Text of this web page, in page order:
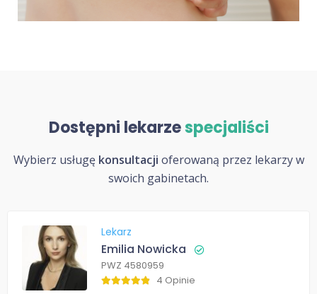
Dostępni lekarzespecjaliści
Wybierz usługę konsultacji oferowaną przez lekarzy w
swoich gabinetach.
Lekarz
Emilia Nowicka
PWZ 4580959
4 Opinie